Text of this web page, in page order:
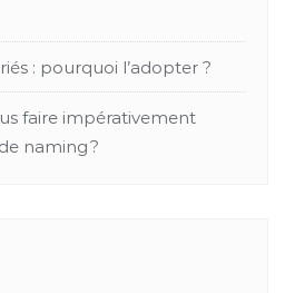
: pourquoi l’adopter ?
faire impérativement
naming ?